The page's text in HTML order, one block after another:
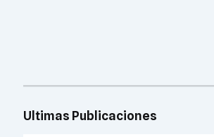
Ultimas Publicaciones